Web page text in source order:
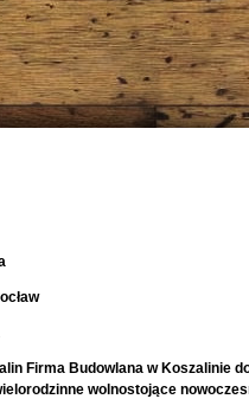
Firma Budowlana w Koszalinie
wolnostojące